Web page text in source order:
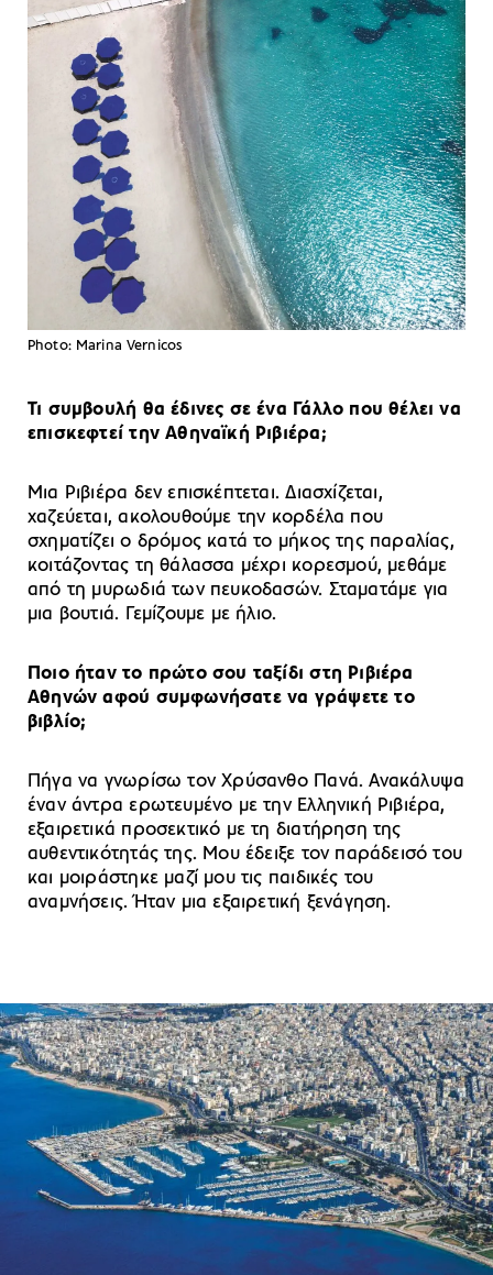
Photo: Marina Vernicos
Τι συμβουλή θα έδινες σε ένα Γάλλο που θέλει να
επισκεφτεί την Αθηναϊκή Ριβιέρα;
Mια Ριβιέρα δεν επισκέπτεται. Διασχίζεται,
χαζεύεται, ακολουθούμε την κορδέλα που
σχηματίζει ο δρόμος κατά το μήκος της παραλίας,
κοιτάζοντας τη θάλασσα μέχρι κορεσμού, μεθάμε
από τη μυρωδιά των πευκοδασών. Σταματάμε για
μια βουτιά. Γεμίζουμε με ήλιο.
Ποιο ήταν το πρώτο σου ταξίδι στη Ριβιέρα
Αθηνών αφού συμφωνήσατε να γράψετε το
βιβλίο;
Πήγα να γνωρίσω τον Χρύσανθο Πανά. Ανακάλυψα
έναν άντρα ερωτευμένο με την Ελληνική Ριβιέρα,
εξαιρετικά προσεκτικό με τη διατήρηση της
αυθεντικότητάς της. Μου έδειξε τον παράδεισό του
και μοιράστηκε μαζί μου τις παιδικές του
αναμνήσεις. Ήταν μια εξαιρετική ξενάγηση.